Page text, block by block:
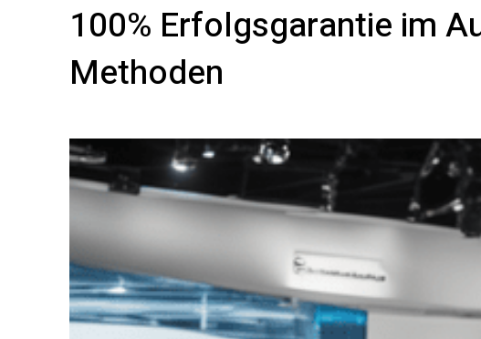
100% Erfolgsgarantie im
Methoden